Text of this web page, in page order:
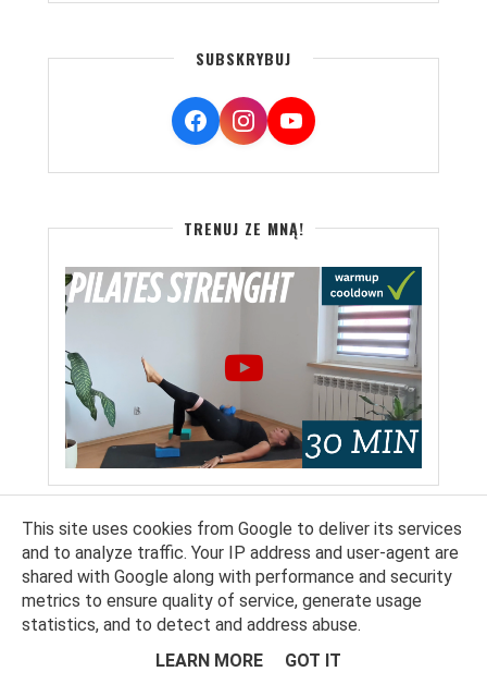
SUBSKRYBUJ
TRENUJ ZE MNĄ!
POPULARNE POSTY
Pierwszy plan treningu siłowego
dla początkujących ćwiczących
This site uses cookies from Google to deliver its services
and to analyze traffic. Your IP address and user-agent are
shared with Google along with performance and security
metrics to ensure quality of service, generate usage
statistics, and to detect and address abuse.
LEARN MORE
GOT IT